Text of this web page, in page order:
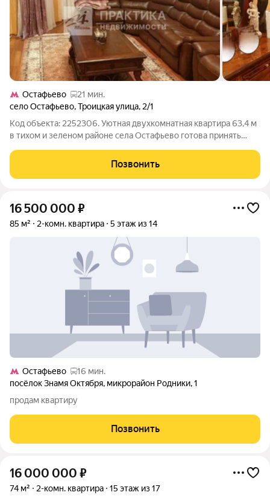
Остафьево
21 мин.
село Остафьево,Троицкая улица, 2/1
Код объекта: 2252306. Уютная двухкомнатная квартира 63,4 м
в тихом и зеленом районе села Остафьево готова принять
жизни. Высота потолков 2,9 м и большие окна на улицу
создают ощущение воздуха
Позвонить
16 500 000 ₽
85 м² 2-комн. квартира 5 этаж из 14
Остафьево
16 мин.
посёлок Знамя Октября, микрорайон Родники,1
продам квартиру
Позвонить
16 000 000 ₽
74 м² 2-комн. квартира 15 этаж из 17